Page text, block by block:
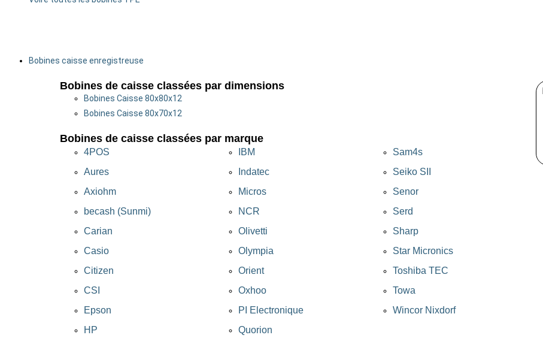
Bobines caisse enregistreuse
Bobines de caisse classées par dimensions
Bobines Caisse 80x80x12
Bobines Caisse 80x70x12
Bobines de caisse classées par marque
4POS
Aures
Axiohm
becash (Sunmi)
Carian
Casio
Citizen
CSI
Epson
HP
IBM
Indatec
Micros
NCR
Olivetti
Olympia
Orient
Oxhoo
PI Electronique
Quorion
Sam4s
Seiko SII
Senor
Serd
Sharp
Star Micronics
Toshiba TEC
Towa
Wincor Nixdorf